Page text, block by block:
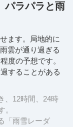
パラパラと雨
ます。局地的に
雲が通り過ぎる
度の予想です。
することがある
、12時間、24時
。
「雨雪レーダ